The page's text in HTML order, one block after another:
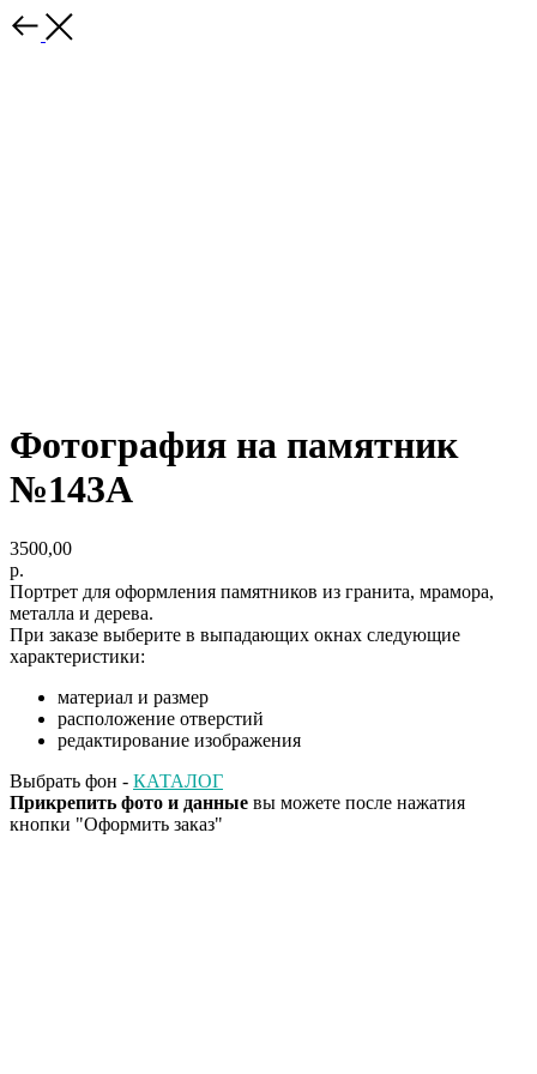
Фотография на памятник
№143А
3500,00
р.
Портрет для оформления памятников из гранита, мрамора,
металла и дерева.
При заказе выберите в выпадающих окнах следующие
характеристики:
материал и размер
расположение отверстий
редактирование изображения
Выбрать фон - КАТАЛОГ
Прикрепить фото и данные вы можете после нажатия
кнопки "Оформить заказ"